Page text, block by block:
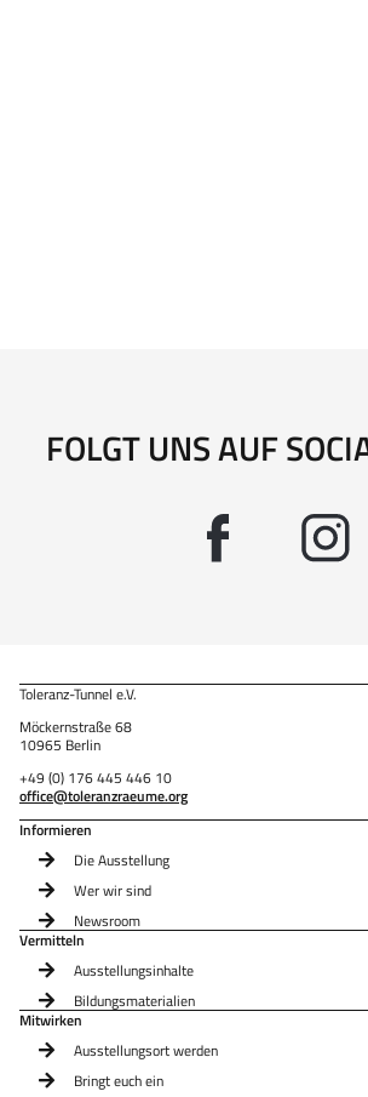
FOLGT UNS AUF
Toleranz-Tunnel e.V.
Möckernstraße 68
10965 Berlin
+49 (0) 176 445 446 10
office@toleranzraeume.org
Informieren
Die Ausstellung
Wer wir sind
Newsroom
Vermitteln
Ausstellungsinhalte
Bildungsmaterialien
Mitwirken
Ausstellungsort werden
Bringt euch ein